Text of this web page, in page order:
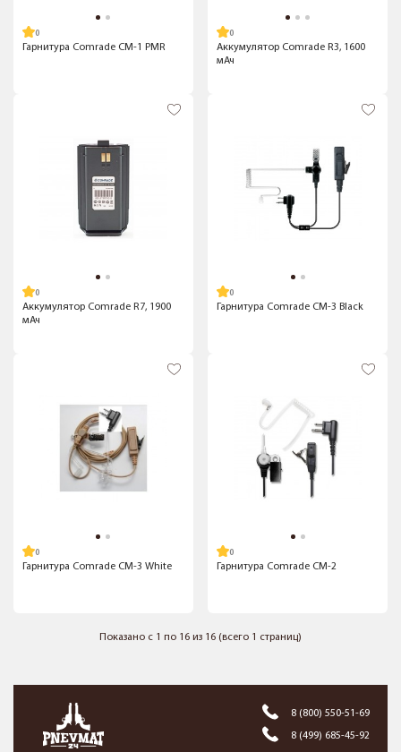
Гарнитура Comrade CM-1 PMR
Аккумулятор Comrade R3, 1600
мАч
Аккумулятор Comrade R7, 1900
мАч
Гарнитура Comrade CM-3 Black
Гарнитура Comrade CM-3 White Гарнитура Comrade CM-2
Показано с 1 по 16 из 16 (всего 1 страниц)
8 (800) 550-51-69
8 (499) 685-45-92